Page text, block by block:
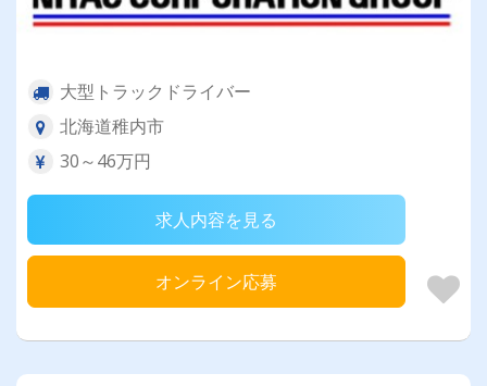
大型トラックドライバー
北海道稚内市
30～46万円
求人内容を見る
オンライン応募